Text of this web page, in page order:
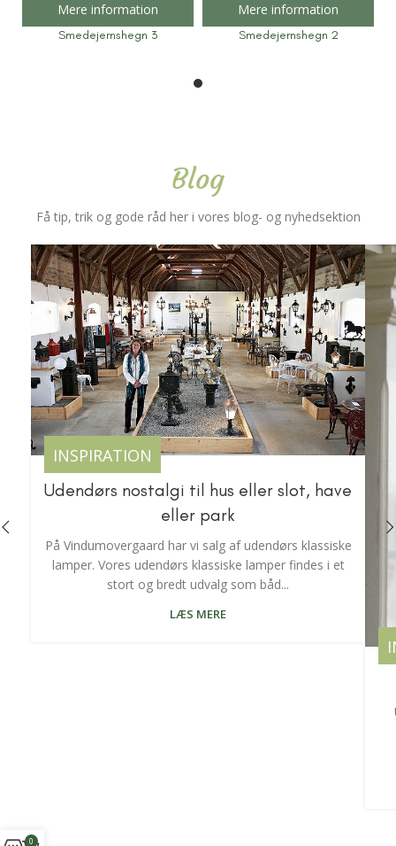
Mere information
Smedejernshegn 3
Mere information
Smedejernshegn 2
Blog
Få tip, trik og gode råd her i vores blog- og nyhedsektion
INSPIRATION
Udendørs nostalgi til hus eller slot, have
eller park
På Vindumovergaard har vi salg af udendørs klassiske
lamper. Vores udendørs klassiske lamper findes i et
stort og bredt udvalg som båd...
LÆS MERE
0